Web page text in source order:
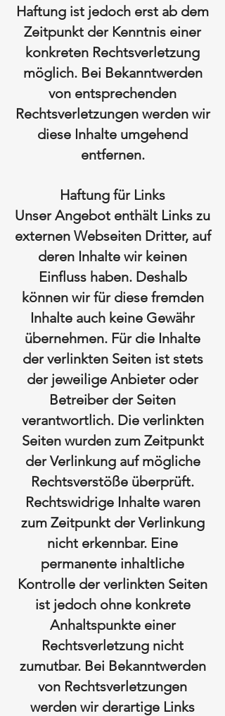
Haftung ist jedoch erst ab dem
Zeitpunkt der Kenntnis einer
konkreten Rechtsverletzung
möglich. Bei Bekanntwerden
von entsprechenden
Rechtsverletzungen werden wir
diese Inhalte umgehend
entfernen.
Haftung für Links
Unser Angebot enthält Links zu
externen Webseiten Dritter, auf
deren Inhalte wir keinen
Einfluss haben. Deshalb
können wir für diese fremden
Inhalte auch keine Gewähr
übernehmen. Für die Inhalte
der verlinkten Seiten ist stets
der jeweilige Anbieter oder
Betreiber der Seiten
verantwortlich. Die verlinkten
Seiten wurden zum Zeitpunkt
der Verlinkung auf mögliche
Rechtsverstöße überprüft.
Rechtswidrige Inhalte waren
zum Zeitpunkt der Verlinkung
nicht erkennbar. Eine
permanente inhaltliche
Kontrolle der verlinkten Seiten
ist jedoch ohne konkrete
Anhaltspunkte einer
Rechtsverletzung nicht
zumutbar. Bei Bekanntwerden
von Rechtsverletzungen
werden wir derartige Links